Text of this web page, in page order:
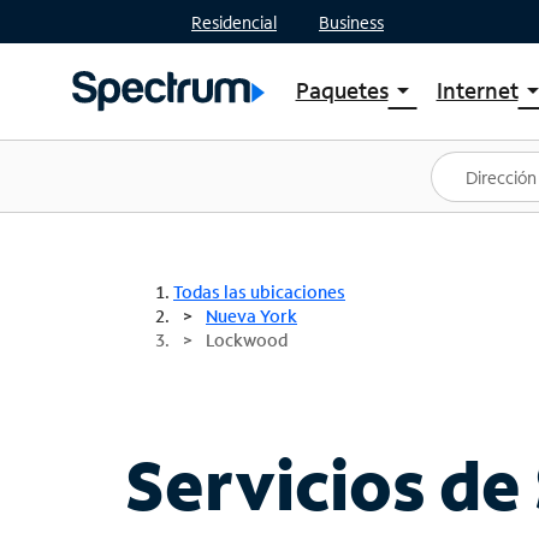
Residencial Business
Paquetesarrow_drop_down
Ver paquetes
Spectrum One
Mejores ofertas
Internetarrow_drop_down
Planes
Todas las ubicaciones
Nueva York
Lockwood
Servicios